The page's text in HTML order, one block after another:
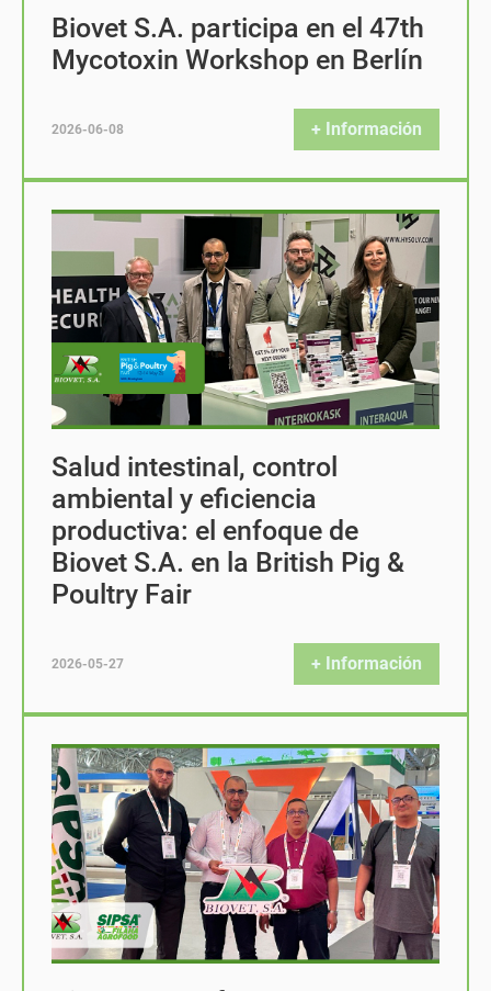
Biovet S.A. participa en el 47th
Mycotoxin Workshop en Berlín
2026-06-08 + Información
Salud intestinal, control
ambiental y eficiencia
productiva: el enfoque de
Biovet S.A. en la British Pig &
Poultry Fair
2026-05-27 + Información